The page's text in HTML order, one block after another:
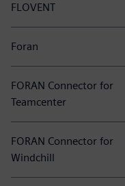
FLOVENT
Foran
FORAN Connector for
Teamcenter
FORAN Connector for
Windchill